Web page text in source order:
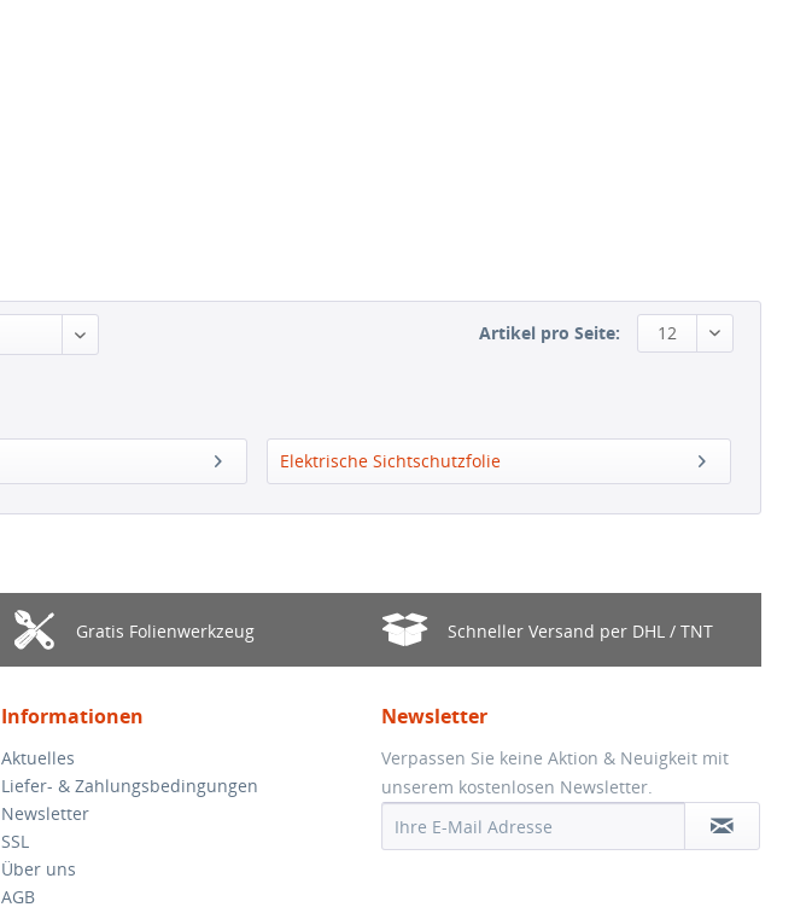
Artikel pro Seite: 12
Elektrische Sichtschutzfolie
Gratis Folienwerkzeug Schneller Versand per DHL / TNT
Informationen
Aktuelles
Liefer- & Zahlungsbedingungen
Newsletter
SSL
Über uns
AGB
Newsletter
Verpassen Sie keine Aktion & Neuigkeit mit
unserem kostenlosen Newsletter.